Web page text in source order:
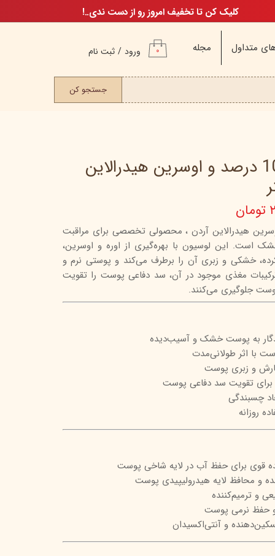
متداول مجله ورود / ثبت نام
تغییر گذر واژه
کاربری
۰
جستجو کن
کلیک کن تا تخفیف امروز رو از دست ندی..!
لوسیون بدن اوره 10 درصد و اوسرین هیدرالاین
10 درصد و اوسرین هیدرالاین آردن ، محصولی تخصصی برای مراقبت
این لوسیون با بهره‌گیری از اوره و اوسرین،
خشکی و زبری آن را برطرف می‌کند و پوستی نرم و
مغذی موجود در آن، سد دفاعی پوست را تقویت
جلوگیری می‌کنند.
به پوست خشک و آسیب‌دیده
با اثر طولانی‌مدت
و زبری پوست
برای تقویت سد دفاعی پوست
چسبندگی
روزانه
و ترمیم‌کننده
حفظ نرمی پوست